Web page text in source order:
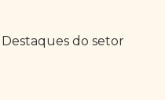
do setor